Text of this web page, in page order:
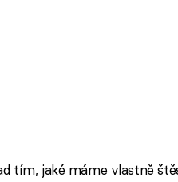
tím, jaké máme vlastně